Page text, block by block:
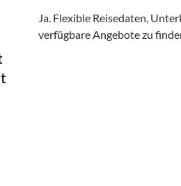
Ja. Flexible Reisedaten,
verfügbare Angebote zu